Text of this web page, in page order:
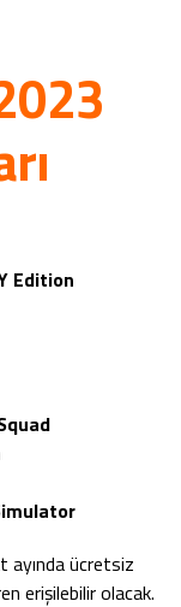
Edition
ayında ücretsiz
erişilebilir olacak.